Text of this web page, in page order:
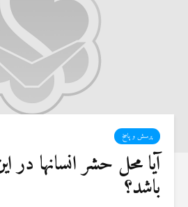
پرسش و پاسخ
آیا محل حشر انسانها در
باشد؟